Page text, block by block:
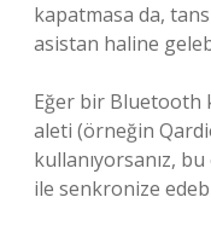
kapatmasa da,
asistan haline
Eğer bir Bluetooth
aleti (örneğin
kullanıyorsanız,
ile senkronize